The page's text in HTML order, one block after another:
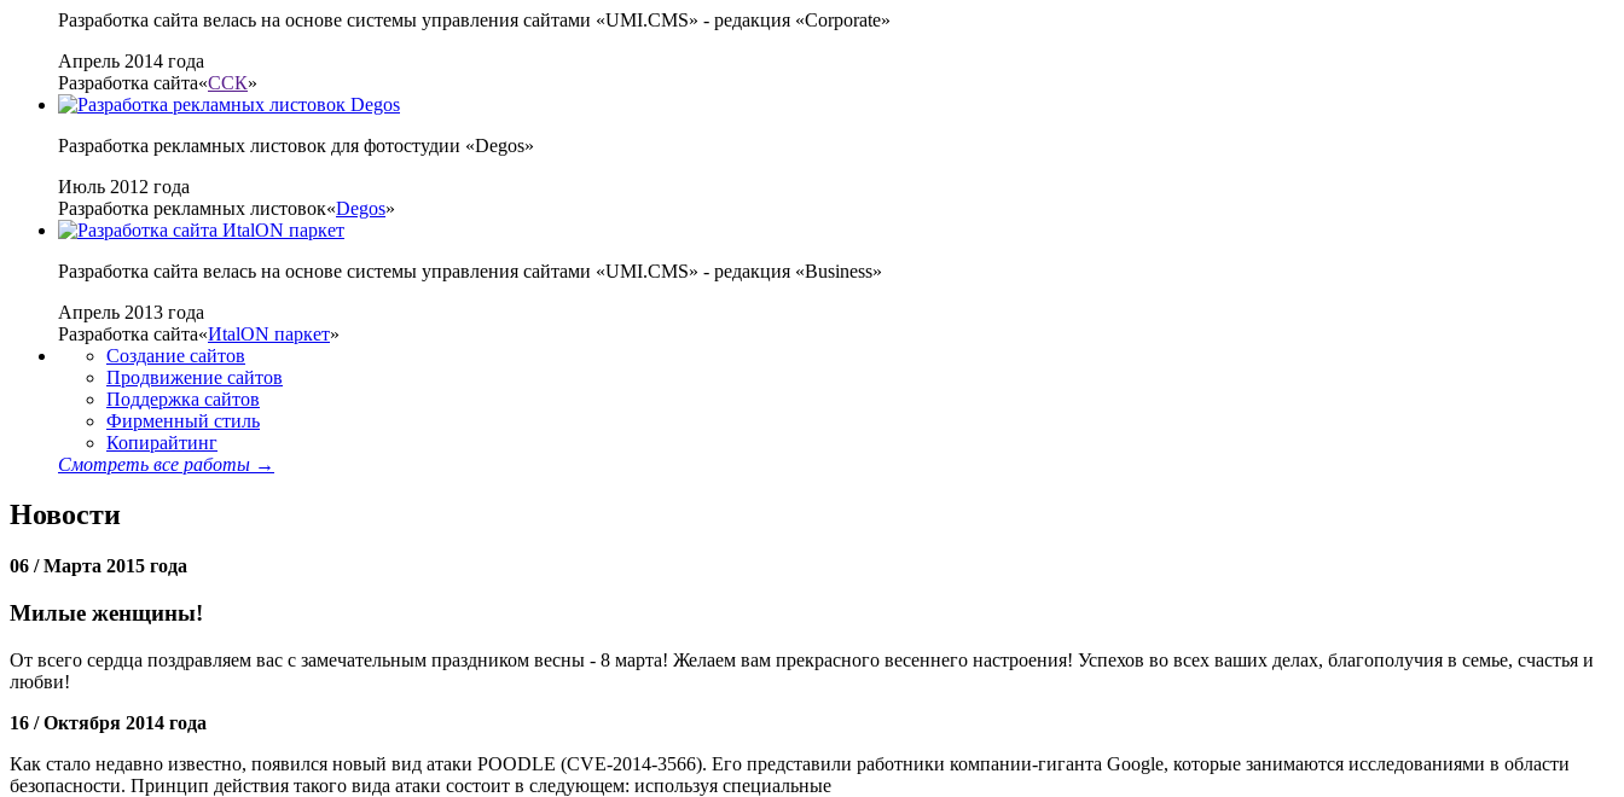
Разработка сайта велась на основе системы управления сайтами «UMI.CMS» - редакция «Corporate»
Апрель 2014 года
Разработка сайта«ССК»
Разработка рекламных листовок для фотостудии «Degos»
Июль 2012 года
Разработка рекламных листовок«Degos»
Разработка сайта велась на основе системы управления сайтами «UMI.CMS» - редакция «Business»
Апрель 2013 года
Разработка сайта«ИtalON паркет»
Создание сайтов
Продвижение сайтов
Поддержка сайтов
Фирменный стиль
Копирайтинг
Смотреть все работы →
Новости
06 /Марта 2015 года
Милые женщины!
От всего сердца поздравляем вас с замечательным праздником весны - 8 марта! Желаем вам прекрасного весеннего настроения! Успехов во всех ваших делах, благополучия в семье, счастья и
любви!
16 /Октября 2014 года
Как стало недавно известно, появился новый вид атаки POODLE (CVE-2014-3566). Его представили работники компании-гиганта Google, которые занимаются исследованиями в области
безопасности. Принцип действия такого вида атаки состоит в следующем: используя специальные